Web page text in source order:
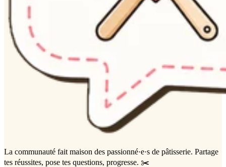
La communauté fait maison des passionné·e·s de pâtisserie. Partage
tes réussites, pose tes questions, progresse. ✂️